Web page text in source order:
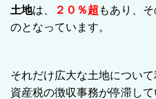
土地は、 ２０％超 もあり、
のとなっています。
それだけ広大な土地につい
資産税の徴収事務が停滞し